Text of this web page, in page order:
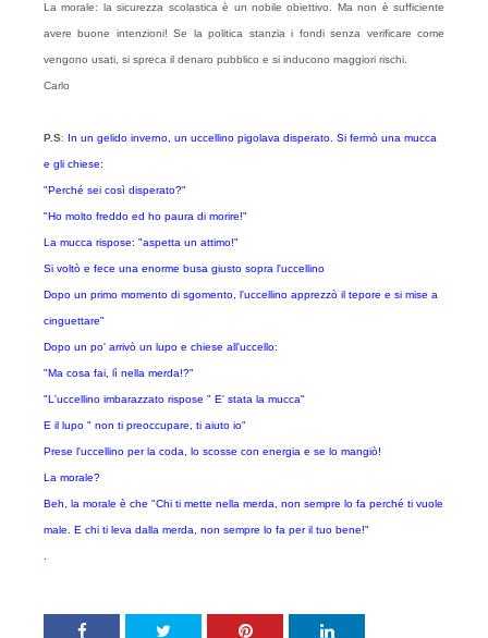
La morale: la sicurezza scolastica è un nobile obiettivo. Ma non è sufficiente
avere buone intenzioni! Se la politica stanzia i fondi senza verificare come
vengono usati, si spreca il denaro pubblico e si inducono maggiori rischi.
Carlo
P.S: In un gelido inverno, un uccellino pigolava disperato. Si fermò una mucca
e gli chiese:
"Perché sei così disperato?"
"Ho molto freddo ed ho paura di morire!"
La mucca rispose: "aspetta un attimo!"
Si voltò e fece una enorme busa giusto sopra l'uccellino
Dopo un primo momento di sgomento, l'uccellino apprezzò il tepore e si mise a
cinguettare"
Dopo un po' arrivò un lupo e chiese all'uccello:
"Ma cosa fai, lì nella merda!?"
"L'uccellino imbarazzato rispose " E' stata la mucca"
E il lupo " non ti preoccupare, ti aiuto io"
Prese l'uccellino per la coda, lo scosse con energia e se lo mangiò!
La morale?
Beh, la morale è che "Chi ti mette nella merda, non sempre lo fa perché ti vuole
male. E chi ti leva dalla merda, non sempre lo fa per il tuo bene!"